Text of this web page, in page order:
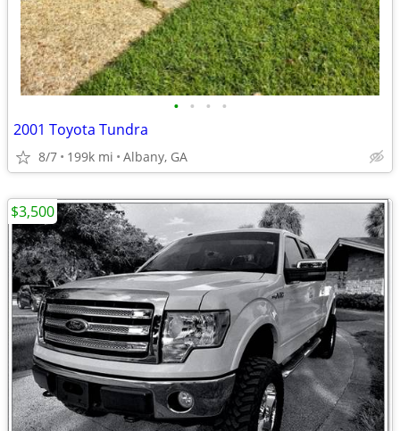
• • • •
2001 Toyota Tundra
8/7 199k mi Albany, GA
$3,500